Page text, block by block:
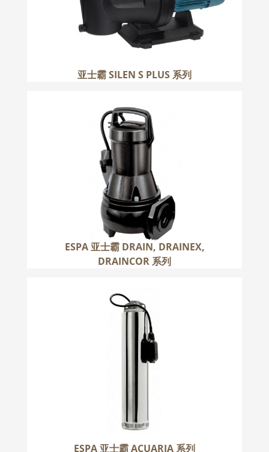
亚士霸 SILEN S PLUS 系列
ESPA 亚士霸 DRAIN, DRAINEX,
DRAINCOR 系列
ESPA 亚士霸 DRAIN, DRAINEX,
DRAINCOR 系列
更多
ESPA 亚士霸 ACUARIA 系列
ESPA 亚士霸 ACUARIA 系列
更多